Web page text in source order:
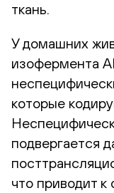
ткань.
У домашних
изофермента
которые
подвергается
что приводит